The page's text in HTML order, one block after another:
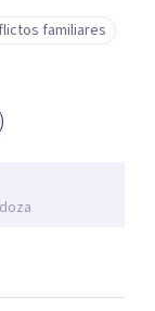
Soy
Sistemica
en
es con
encuentro
se
trabajar
familiares